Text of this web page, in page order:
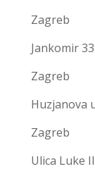
Zagreb
Jankomir 33
Zagreb
Huzjanova
Zagreb
Ulica Luke